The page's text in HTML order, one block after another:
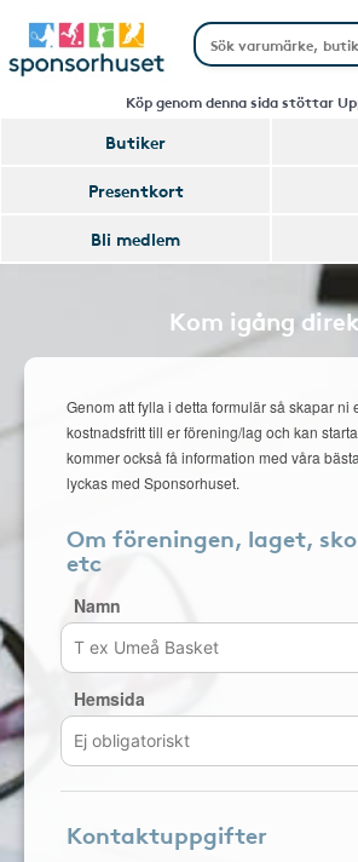
Köp genom denna sida stöttar
Butiker
Presentkort
Bli medlem
Kom igång
Genom att fylla i detta formulär så skapar ni
kostnadsfritt till er förening/lag och kan
kommer också få information med våra
lyckas med Sponsorhuset.
Om föreningen, laget,
etc
Namn
Hemsida
Kontaktuppgifter